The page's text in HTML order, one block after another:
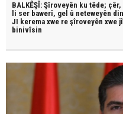
BALKÊŞÎ: Şîroveyên ku têde;
li ser bawerî, gel û neteweyên
JI kerema xwe re şîroveyên xwe
binivîsin